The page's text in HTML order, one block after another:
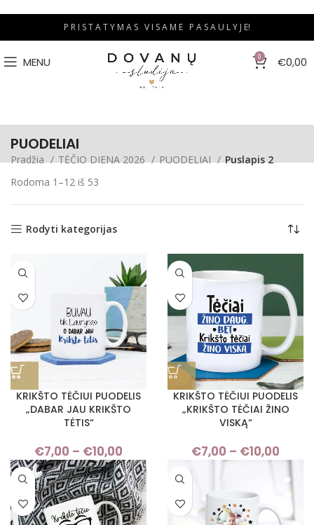
P R I S T A T Y M A S V I S A M E P A S A U L Y J E!
MENU 0 €0,00
PUODELIAI
Pradžia TĖČIO DIENA 2026 PUODELIAI
Puslapis 2
Rodoma 1–12 iš 53
Rodyti kategorijas
KRIKŠTO TĖČIUI PUODELIS
„DABAR JAU KRIKŠTO
TĖTIS“
€7,00 – €10,00
range:
€7,00
through
€10,00
KRIKŠTO TĖČIUI PUODELIS
„KRIKŠTO TĖČIAI ŽINO
VISKĄ“
€7,00 – €10,00